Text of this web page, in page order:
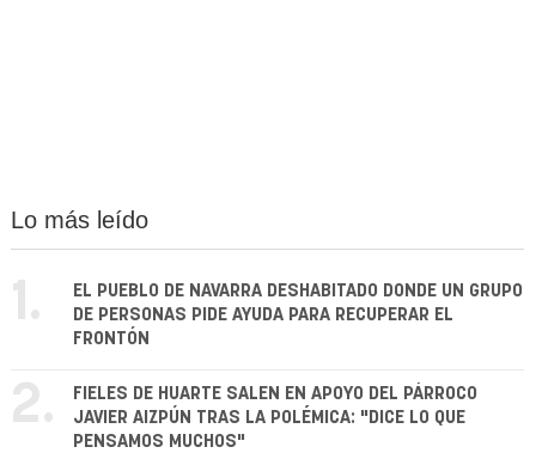
Lo más leído
1.
EL PUEBLO DE NAVARRA DESHABITADO DONDE UN GRUPO
DE PERSONAS PIDE AYUDA PARA RECUPERAR EL
FRONTÓN
2.
FIELES DE HUARTE SALEN EN APOYO DEL PÁRROCO
JAVIER AIZPÚN TRAS LA POLÉMICA: "DICE LO QUE
PENSAMOS MUCHOS"